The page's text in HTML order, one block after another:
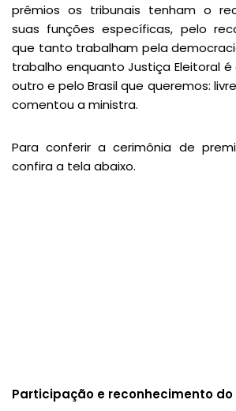
prêmios os tribunais tenham o
suas funções específicas, pelo
que tanto trabalham pela
trabalho enquanto Justiça Eleitoral
outro e pelo Brasil que queremos:
comentou a ministra.
Para conferir a cerimônia de
confira a tela abaixo.
Participação e reconhecimento do